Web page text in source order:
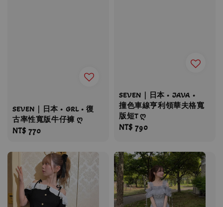
SEVEN｜日本 • GRL • 復
古率性寬版牛仔褲 ღ
Regular
NT$ 770
SEVEN｜日本 • JAVA •
撞色車線亨利領華夫格寬
版短T ღ
Regular
NT$ 790